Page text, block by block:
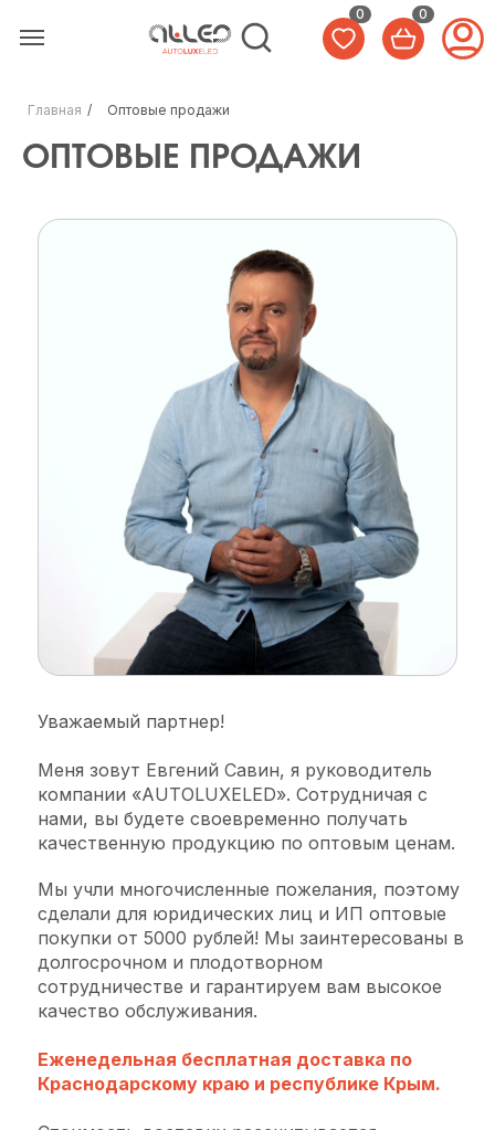
0 0
Главная / Оптовые продажи
ОПТОВЫЕ ПРОДАЖИ
Мы учли многочисленные пожелания, поэтому
сделали для юридических лиц и ИП оптовые
покупки от 5000 рублей! Мы заинтересованы в
долгосрочном и плодотворном
сотрудничестве и гарантируем вам высокое
качество обслуживания.
Еженедельная бесплатная доставка по
Краснодарскому краю и республике Крым.
Уважаемый партнер!
Меня зовут Евгений Савин, я руководитель
компании «AUTOLUXELED». Сотрудничая с
нами, вы будете своевременно получать
качественную продукцию по оптовым ценам.